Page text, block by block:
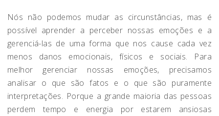
Nós não podemos mudar as circunstâncias, mas é
possível aprender a perceber nossas emoções e a
gerenciá-las de uma forma que nos cause cada vez
menos danos emocionais, físicos e sociais. Para
melhor gerenciar nossas emoções, precisamos
analisar o que são fatos e o que são puramente
interpretações. Porque a grande maioria das pessoas
perdem tempo e energia por estarem ansiosas